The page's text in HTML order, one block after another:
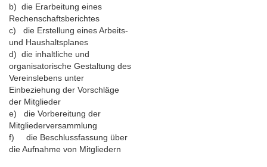
b) die Erarbeitung eines
Rechenschaftsberichtes
c) die Erstellung eines Arbeits-
und Haushaltsplanes
d) die inhaltliche und
organisatorische Gestaltung des
Vereinslebens unter
Einbeziehung der Vorschläge
der Mitglieder
e) die Vorbereitung der
Mitgliederversammlung
f) die Beschlussfassung über
die Aufnahme von Mitgliedern